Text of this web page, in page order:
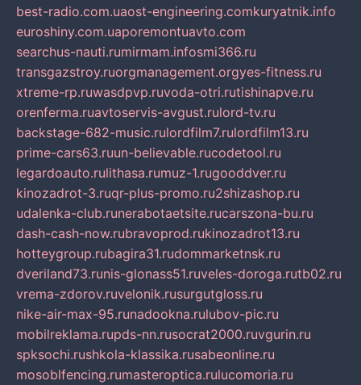
best-radio.com.uaost-engineering.comkuryatnik.info
euroshiny.com.uaporemontuavto.com
searchus-nauti.rumirmam.infosmi366.ru
transgazstroy.ruorgmanagement.orgyes-fitness.ru
xtreme-rp.ruwasdpvp.ruvoda-otri.rutishinapve.ru
orenferma.ruavtoservis-avgust.rulord-tv.ru
backstage-682-music.rulordfilm7.rulordfilm13.ru
prime-cars63.ruun-believable.rucodetool.ru
legardoauto.rulithasa.rumuz-1.rugooddver.ru
kinozadrot-3.ruqr-plus-promo.ru2shizashop.ru
udalenka-club.runerabotaetsite.rucarszona-bu.ru
dash-cash-now.rubravoprod.rukinozadrot13.ru
hotteygroup.rubagira31.rudommarketnsk.ru
dveriland73.runis-glonass51.ruveles-doroga.rutb02.ru
vrema-zdorov.ruvelonik.rusurgutgloss.ru
nike-air-max-95.runadookna.rulubov-pic.ru
mobilreklama.rupds-nn.rusocrat2000.ruvgurin.ru
spksochi.rushkola-klassika.rusabeonline.ru
mosoblfencing.rumasteroptica.rulucomoria.ru